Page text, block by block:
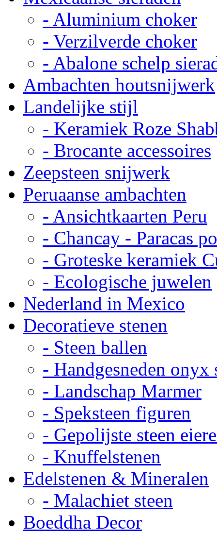
- Aluminium choker
- Verzilverde choker
- Abalone schelp
Ambachten houtsnijwerk
Landelijke stijl
- Keramiek Roze
- Brocante accessoires
Zeepsteen snijwerk
Peruaanse ambachten
- Ansichtkaarten Peru
- Chancay - Paracas
- Groteske keramiek
- Ecologische juwelen
Nederland in Mexico
Decoratieve stenen
- Steen ballen
- Handgesneden onyx
- Landschap Marmer
- Speksteen figuren
- Gepolijste steen
- Knuffelstenen
Edelstenen & Mineralen
- Malachiet steen
Boeddha Decor